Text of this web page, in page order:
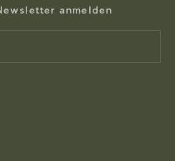
anmelden